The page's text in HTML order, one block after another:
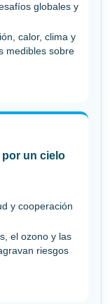
globales y
calor, clima y
medibles sobre
por un cielo
y cooperación
el ozono y las
riesgos